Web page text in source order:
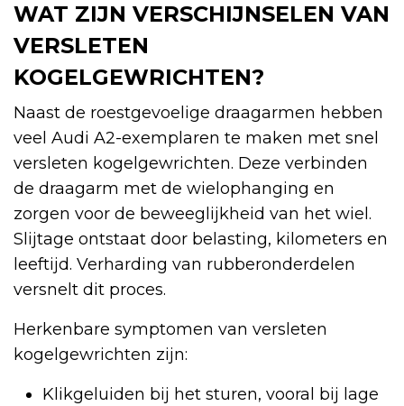
WAT ZIJN VERSCHIJNSELEN VAN
VERSLETEN
KOGELGEWRICHTEN?
Naast de roestgevoelige draagarmen hebben
veel Audi A2-exemplaren te maken met snel
versleten kogelgewrichten. Deze verbinden
de draagarm met de wielophanging en
zorgen voor de beweeglijkheid van het wiel.
Slijtage ontstaat door belasting, kilometers en
leeftijd. Verharding van rubberonderdelen
versnelt dit proces.
Herkenbare symptomen van versleten
kogelgewrichten zijn:
Klikgeluiden bij het sturen, vooral bij lage